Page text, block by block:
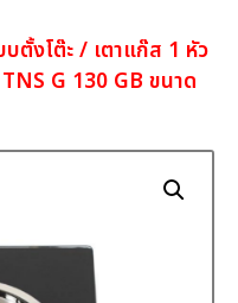
ตั้งโต๊ะ/ เตาแก๊ส 1 หัว
G 130 GB ขนาด